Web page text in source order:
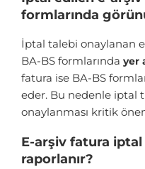
formlarında
İptal talebi onaylanan e-
BA-BS formlarında yer
fatura ise BA-BS
eder. Bu nedenle iptal
onaylanması kritik
E-arşiv fatura
raporlanır?